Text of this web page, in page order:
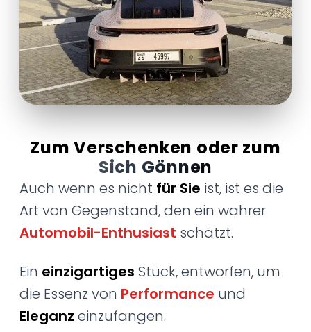
Zum Verschenken oder zum
Sich Gönnen
Auch wenn es nicht für Sie ist, ist es die
Art von Gegenstand, den ein wahrer
Automobil-Enthusiast schätzt.
Ein einzigartiges Stück, entworfen, um
die Essenz von Performance und
Eleganz einzufangen.